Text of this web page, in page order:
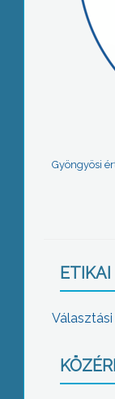
Gyöngyösi
ETIKAI